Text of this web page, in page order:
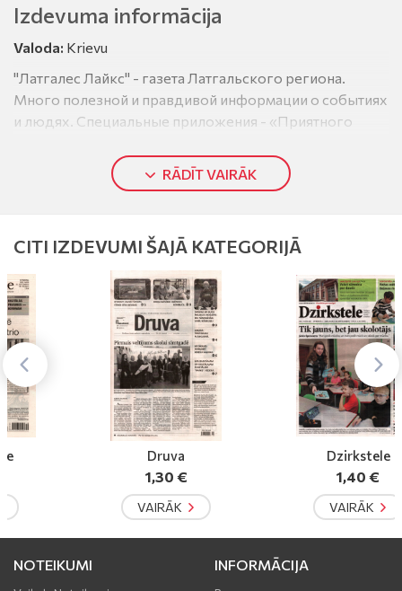
Izdevuma informācija
Valoda: Krievu
"Латгалес Лайкс" - газета Латгальского региона.
Много полезной и правдивой информации о событиях
и людях. Специальные приложения - «Приятного
«Будьте здоровы!», «Сканворды и анекдоты» и др.
Программа ТВ, в том числе белорусские и литовские
RĀDĪT VAIRĀK
CITI IZDEVUMI ŠAJĀ KATEGORIJĀ
Dzirkstele
NOTEIKUMI INFORMĀCIJA